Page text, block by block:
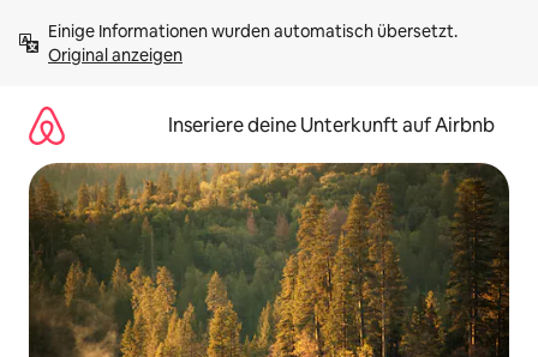
Inhalten
springenOriginal anzeigen
Inseriere deine Unterkunft auf Airbnb